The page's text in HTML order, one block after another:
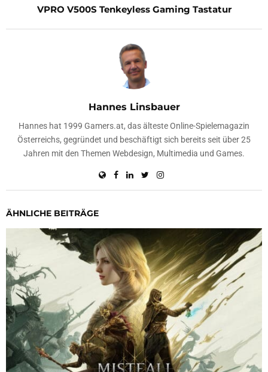
VPRO V500S Tenkeyless Gaming Tastatur
Hannes Linsbauer
Hannes hat 1999 Gamers.at, das älteste Online-Spielemagazin
Österreichs, gegründet und beschäftigt sich bereits seit über 25
Jahren mit den Themen Webdesign, Multimedia und Games.
ÄHNLICHE BEITRÄGE